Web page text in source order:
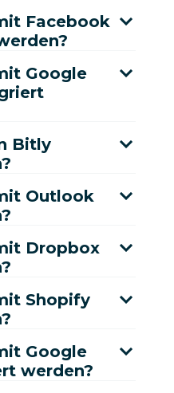
Facebook
Google
Bitly
Outlook
Dropbox
Shopify
Google
werden?